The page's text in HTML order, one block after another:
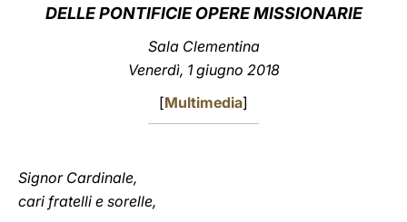
LATINE
DELLE PONTIFICIE OPERE MISSIONARIE
Sala Clementina
Venerdì, 1 giugno 2018
[Multimedia]
Signor Cardinale,
cari fratelli e sorelle,